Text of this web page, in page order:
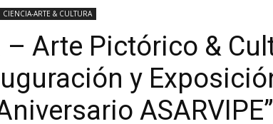
CIENCIA-ARTE & CULTURA
– Arte Pictórico &
y
ASARVIPE”